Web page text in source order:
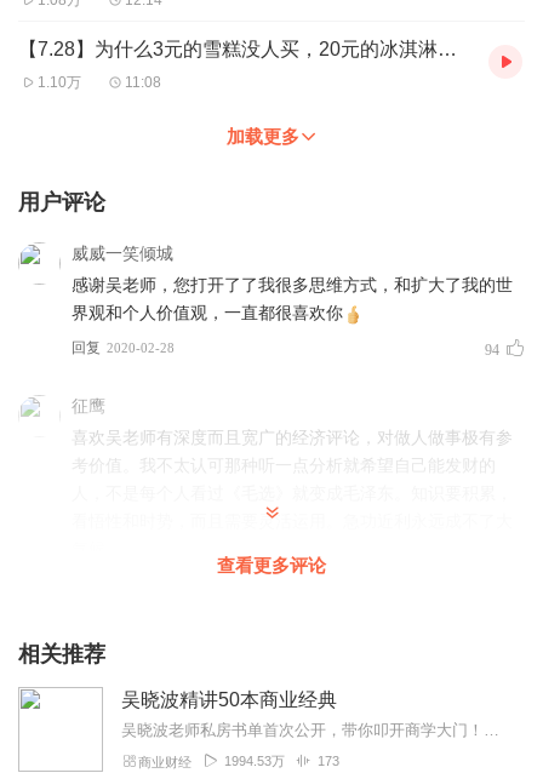
【7.28】为什么3元的雪糕没人买，20元的冰淇淋有人排队？
1.10万 11:08
加载更多
用户评论
威威一笑倾城
感谢吴老师，您打开了了我很多思维方式，和扩大了我的世
界观和个人价值观，一直都很喜欢你
回复 2020-02-28 94
征鹰
喜欢吴老师有深度而且宽广的经济评论，对做人做事极有参
考价值。我不太认可那种听一点分析就希望自己能发财的
看悟性和时势，而且需要灵活运用。急功近利永远成不了大
鹿苑_阳恭喜
的节目受益匪浅，看来我还要多多倾听别人的“声音”✍️✍️✍️
✍️✍️👏🏻👏🏻
2020-06-02
查看更多评论
相关推荐
吴晓波精讲50本商业经典
吴晓波老师私房书单首次公开，带你叩开商学大门！如有其他疑问，也欢迎添加小助手咨询哦（保存-识别-添加）：...
商业财经 1994.53万 173